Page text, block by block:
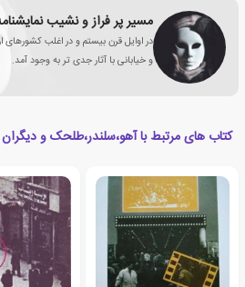
مسیر پر فراز و نشیب
در اوایل قرن بیستم و در اغلب
و خیابانی با آثار جدی تر به وجود آمد.
کتاب های مرتبط با آهو،سلندر،طلحک و دیگران